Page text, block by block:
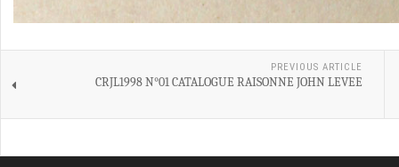
PREVIOUS ARTICLE
CRJL1998 N°01 CATALOGUE RAISONNE JOHN LEVEE